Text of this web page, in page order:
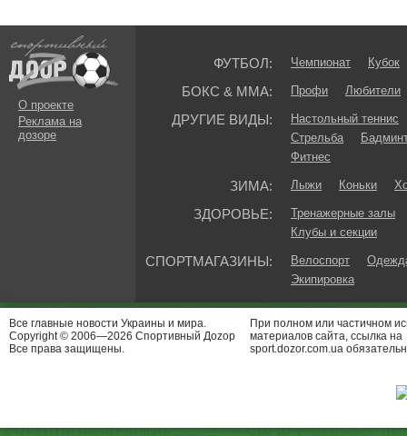
О проекте
Реклама на
дозоре
ФУТБОЛ: Чемпионат Кубок
БОКС & ММА: Профи Любители
ДРУГИЕ ВИДЫ:
Настольный теннис
Стрельба
Фитнес
ЗИМА: Лыжи Коньки
ЗДОРОВЬЕ:
Тренажерные залы
Клубы и секции
СПОРТМАГАЗИНЫ: Велоспорт
Экипировка
Все главные новости Украины и мира.
Copyright © 2006—2026 Спортивный Доzор
Все права защищены.
При полном или частичном
материалов сайта, ссылка на
sport.dozor.com.ua